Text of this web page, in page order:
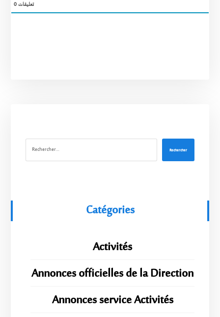
0تعليقات
Rechercher
Catégories
Activités
Annonces officielles de la Direction
Annonces service Activités